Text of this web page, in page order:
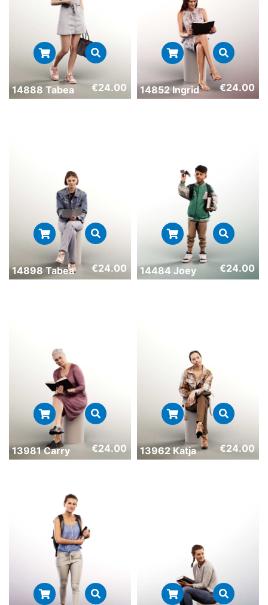
14888 Tabea €24.00 14852 Ingrid €24.00
14898 Tabea €24.00 14484 Joey €24.00
13981 Carry €24.00 13962 Katja €24.00